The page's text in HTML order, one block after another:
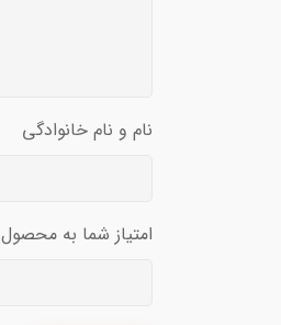
نام و نام خانوادگی
امتیاز شما به محصول